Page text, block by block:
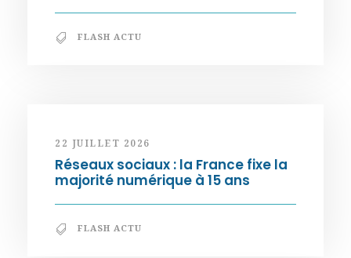
FLASH ACTU
22 JUILLET 2026
Réseaux sociaux : la France fixe la
majorité numérique à 15 ans
FLASH ACTU